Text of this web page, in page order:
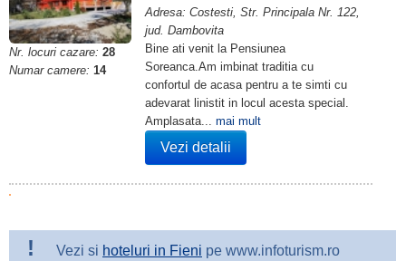
Nr. locuri cazare: 28
Numar camere: 14
Adresa: Costesti, Str. Principala Nr. 122,
jud. Dambovita
Bine ati venit la Pensiunea
Soreanca.Am imbinat traditia cu
confortul de acasa pentru a te simti cu
adevarat linistit in locul acesta special.
Amplasata... mai mult
Vezi detalii
! Vezi si hoteluri in Fieni pe www.infoturism.ro